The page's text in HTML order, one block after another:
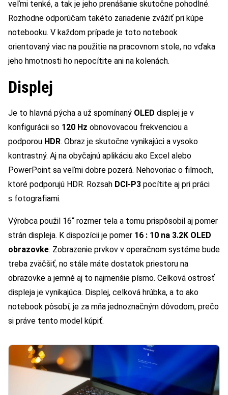
veľmi tenké, a tak je jeho prenášanie skutočne pohodlné.
Rozhodne odporúčam takéto zariadenie zvážiť pri kúpe
notebooku. V každom prípade je toto notebook
orientovaný viac na použitie na pracovnom stole, no vďaka
jeho hmotnosti ho nepocítite ani na kolenách.
Displej
Je to hlavná pýcha a už spomínaný OLED displej je v
konfigurácii so 120 Hz obnovovacou frekvenciou a
podporou HDR. Obraz je skutočne vynikajúci a vysoko
kontrastný. Aj na obyčajnú aplikáciu ako Excel alebo
PowerPoint sa veľmi dobre pozerá. Nehovoriac o filmoch,
ktoré podporujú HDR. Rozsah DCI-P3 pocítite aj pri práci
s fotografiami.
Výrobca použil 16“ rozmer tela a tomu prispôsobil aj pomer
strán displeja. K dispozícii je pomer 16 : 10 na 3.2K OLED
obrazovke. Zobrazenie prvkov v operačnom systéme bude
treba zväčšiť, no stále máte dostatok priestoru na
obrazovke a jemné aj to najmenšie písmo. Celková ostrosť
displeja je vynikajúca. Displej, celková hrúbka, a to ako
notebook pôsobí, je za mňa jednoznačným dôvodom, prečo
si práve tento model kúpiť.